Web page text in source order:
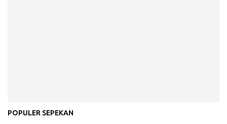
POPULER SEPEKAN